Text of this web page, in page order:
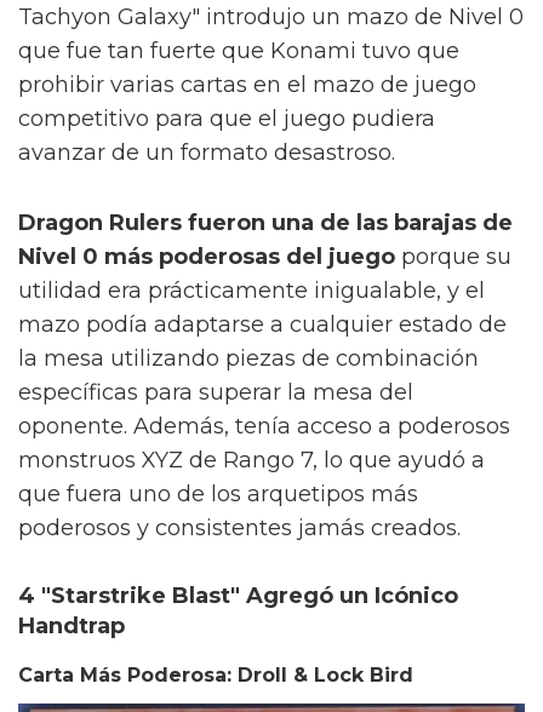
Tachyon Galaxy" introdujo un mazo de Nivel 0
que fue tan fuerte que Konami tuvo que
prohibir varias cartas en el mazo de juego
competitivo para que el juego pudiera
avanzar de un formato desastroso.
Dragon Rulers fueron una de las barajas de
Nivel 0 más poderosas del juego porque su
utilidad era prácticamente inigualable, y el
mazo podía adaptarse a cualquier estado de
la mesa utilizando piezas de combinación
específicas para superar la mesa del
oponente. Además, tenía acceso a poderosos
monstruos XYZ de Rango 7, lo que ayudó a
que fuera uno de los arquetipos más
poderosos y consistentes jamás creados.
4 "Starstrike Blast" Agregó un Icónico
Handtrap
Carta Más Poderosa: Droll & Lock Bird